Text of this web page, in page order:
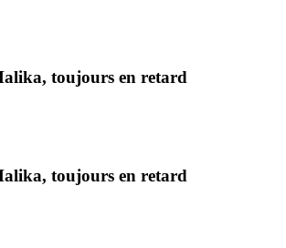
toujours en retard
toujours en retard